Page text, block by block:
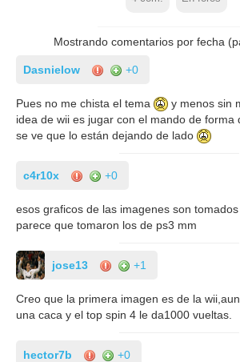
Mostrando comentarios por fecha
Dasnielow +0
Pues no me chista el tema
y menos sin
idea de wii es jugar con el mando de forma
se ve que lo están dejando de lado
c4r10x +0
esos graficos de las imagenes son
parece que tomaron los de ps3 mm
jose13 +1
Creo que la primera imagen es de la
una caca y el top spin 4 le da1000 vueltas.
hector7b +0